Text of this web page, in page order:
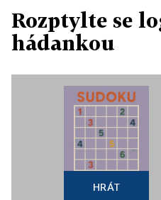
Rozptylte se
hádankou
HRÁT